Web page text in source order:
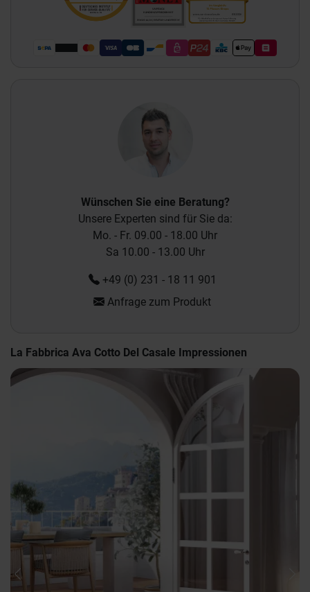
Wünschen Sie eine Beratung?
Unsere Experten sind für Sie da:
Mo. - Fr. 09.00 - 18.00 Uhr
Sa 10.00 - 13.00 Uhr
+49 (0) 231 - 18 11 901
Anfrage zum Produkt
La Fabbrica Ava Cotto Del Casale Impressionen
Previous